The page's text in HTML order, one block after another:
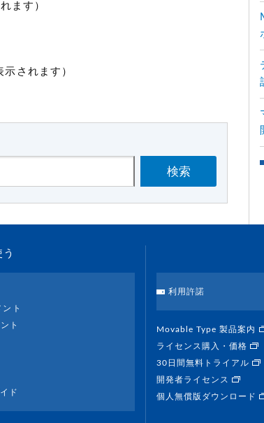
ます）
されます）
検索
ト
ト
ド
利用許諾
Movable Type 製品案内
ライセンス購入・価格
30日間無料トライアル
開発者ライセンス
個人無償版ダウンロード